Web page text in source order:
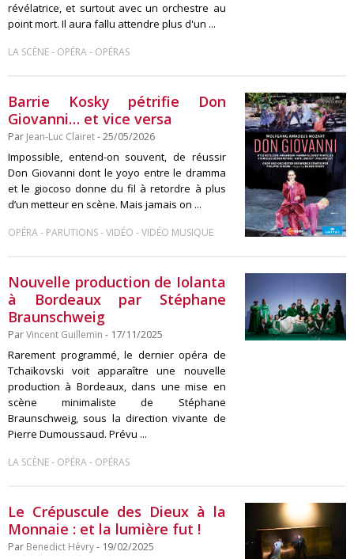
révélatrice, et surtout avec un orchestre au
point mort. Il aura fallu attendre plus d'un ...
LA SCÈNE- OPÉRA- OPÉRAS
Barrie Kosky pétrifie Don
Giovanni… et vice versa
Par Jean-Luc Clairet- 25/05/2026
Impossible, entend-on souvent, de réussir
Don Giovanni dont le yoyo entre le dramma
et le giocoso donne du fil à retordre à plus
d’un metteur en scène. Mais jamais on ...
OPÉRA- PARUTIONS-VIDÉO -VIDÉO MUSIQUE
Nouvelle production de Iolanta
à Bordeaux par Stéphane
Braunschweig
ParVincent Guillemin - 17/11/2025
Rarement programmé, le dernier opéra de
Tchaïkovski voit apparaître une nouvelle
production à Bordeaux, dans une mise en
scène minimaliste de Stéphane
Braunschweig, sous la direction vivante de
Pierre Dumoussaud. Prévu ...
LA SCÈNE- OPÉRA- OPÉRAS
Le Crépuscule des Dieux à la
Monnaie : et la lumière fut !
Par Benedict Hévry- 19/02/2025